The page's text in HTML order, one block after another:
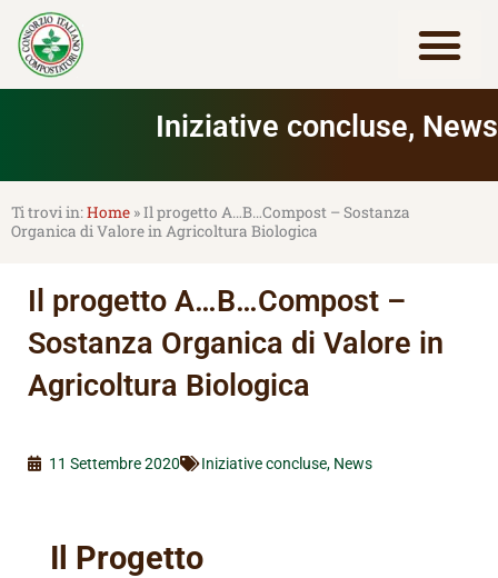
contenuto
Iniziative concluse, News
Home »Il progetto A…B…Compost – Sostanza
Organica di Valore in Agricoltura Biologica
Il progetto A…B…Compost –
Sostanza Organica di Valore in
Agricoltura Biologica
11 Settembre 2020 Iniziative concluse, News
Il Progetto